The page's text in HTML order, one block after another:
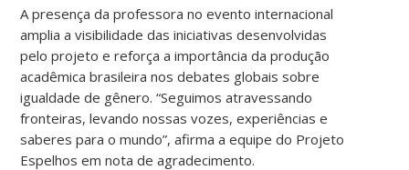
A presença da professora no evento internacional
amplia a visibilidade das iniciativas desenvolvidas
pelo projeto e reforça a importância da produção
acadêmica brasileira nos debates globais sobre
igualdade de gênero. “Seguimos atravessando
fronteiras, levando nossas vozes, experiências e
saberes para o mundo”, afirma a equipe do Projeto
Espelhos em nota de agradecimento.